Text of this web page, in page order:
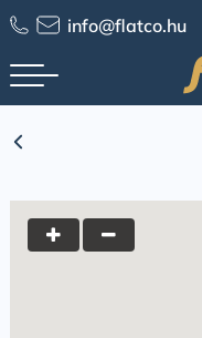
Skip
to
content
info@flatco.hu